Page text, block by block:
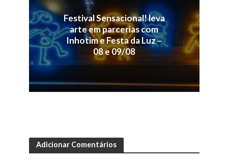
Festival Sensacional! leva
arte em parcerias com
Inhotim e Festa da Luz –
08 e 09/08
Adicionar Comentários